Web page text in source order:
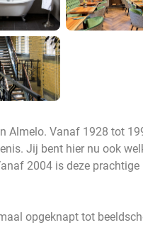
Almelo. Vanaf 1928 tot
Jij bent hier nu ook
2004 is deze prachtige
opgeknapt tot